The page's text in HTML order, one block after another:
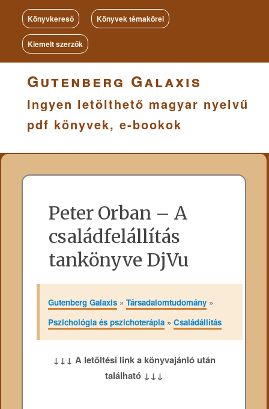
Könyvkereső Könyvek témakörei
Kiemelt szerzők
Gutenberg Galaxis
Ingyen letölthető magyar nyelvű
pdf könyvek, e-bookok
Peter Orban – A
családfelállítás
tankönyve DjVu
Gutenberg Galaxis» Társadalomtudomány»
Pszichológia és pszichoterápia» Családállítás
↓↓↓ A letöltési link a könyvajánló után
található ↓↓↓